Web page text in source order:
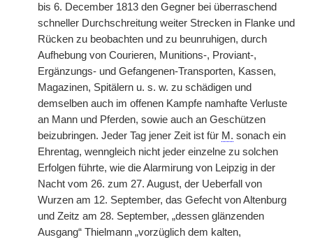
bis 6. December 1813 den Gegner bei überraschend
schneller Durchschreitung weiter Strecken in Flanke und
Rücken zu beobachten und zu beunruhigen, durch
Aufhebung von Courieren, Munitions-, Proviant-,
Ergänzungs- und Gefangenen-Transporten, Kassen,
Magazinen, Spitälern u. s. w. zu schädigen und
demselben auch im offenen Kampfe namhafte Verluste
an Mann und Pferden, sowie auch an Geschützen
beizubringen. Jeder Tag jener Zeit ist für M. sonach ein
Ehrentag, wenngleich nicht jeder einzelne zu solchen
Erfolgen führte, wie die Alarmirung von Leipzig in der
Nacht vom 26. zum 27. August, der Ueberfall von
Wurzen am 12. September, das Gefecht von Altenburg
und Zeitz am 28. September, „dessen glänzenden
Ausgang“ Thielmann „vorzüglich dem kalten,